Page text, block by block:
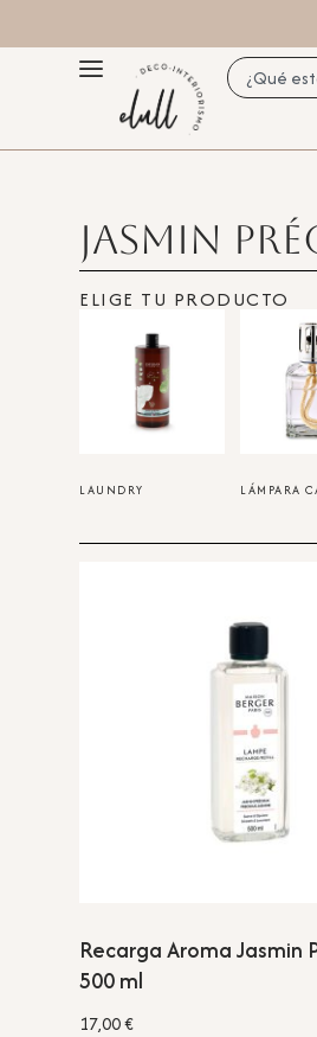
Jasmin
ELIGE TU PRODUCTO
LAUNDRY
LÁMPARA
Recarga Aroma Jasmin
500 ml
17,00€